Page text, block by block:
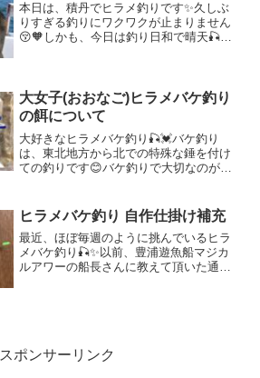
本日は、積丹でヒラメ釣りです✨久しぶ
りすぎる釣りにワクワクが止まりません
😚🧡しかも、今日は釣り日和で晴天🎣✨
の嬉しさで、当たりが...
大女子(おおなご)ヒラメバケ釣り
の餌について
大好きなヒラメバケ釣り🎣💓バケ釣り
は、東北地方から北での特殊な錘を付け
ての釣りです😊バケ釣りで大切なのが餌
凍大女子」について記載したいと思いま
す✨まず、全国のヒラメ釣り...
ヒラメバケ釣り 自作仕掛け補充
最近、ほぼ毎週のように挑んでいるヒラ
メバケ釣り🎣✨以前、豊浦遊魚船マジカ
ルアワーの船長さんに教えて頂いた通
スポンサーリンク